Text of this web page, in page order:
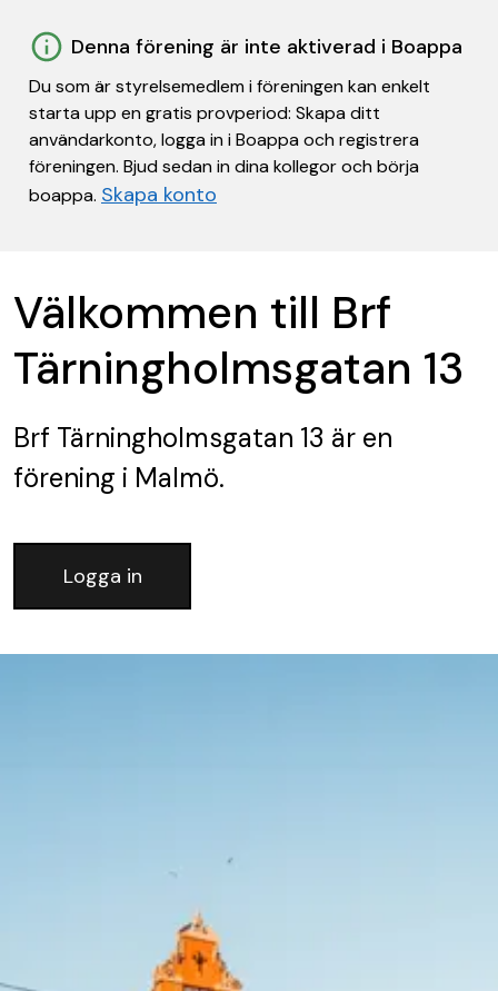
Denna förening är inte aktiverad i Boappa
Du som är styrelsemedlem i föreningen kan enkelt
starta upp en gratis provperiod: Skapa ditt
användarkonto, logga in i Boappa och registrera
föreningen. Bjud sedan in dina kollegor och börja
boappa. Skapa konto
Välkommen till Brf
Tärningholmsgatan 13
Brf Tärningholmsgatan 13 är en
förening i Malmö.
Logga in